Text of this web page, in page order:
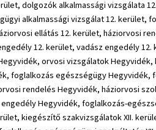
dolgozók alkalmassági vizsgálata
alkalmassági vizsgálat 12.
ellátás 12. kerület, háziorvosi
12. kerület, vadász engedély
orvosi vizsgálatok
foglalkozás egészségügy
rendelés Hegyvidék, háziorvosi
Hegyvidék, foglalkozás-
kiegészítő szakvizsgálatok XII.